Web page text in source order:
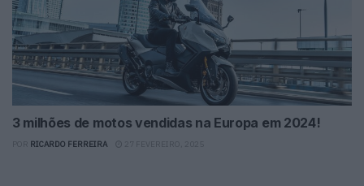
3 milhões de motos vendidas na Europa em 2024!
RICARDO FERREIRA